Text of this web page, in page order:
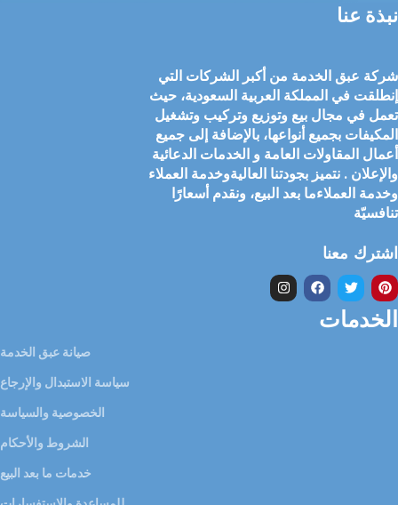
نبذة عنا
شركة عبق الخدمة من أكبر الشركات التي
إنطلقت في المملكة العربية السعودية، حيث
تعمل في مجال بيع وتوزيع وتركيب وتشغيل
المكيفات بجميع أنواعها، بالإضافة إلى جميع
أعمال المقاولات العامة و الخدمات الدعائية
والإعلان . نتميز بجودتنا العاليةوخدمة العملاء
وخدمة العملاءما بعد البيع، ونقدم أسعارًا
تنافسيّة
اشترك معنا
الخدمات
صيانة عبق الخدمة
سياسة الاستبدال والإرجاع
الخصوصية والسياسة
الشروط والأحكام
خدمات ما بعد البيع